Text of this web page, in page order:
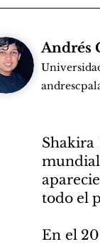
Andrés
todo el
En el